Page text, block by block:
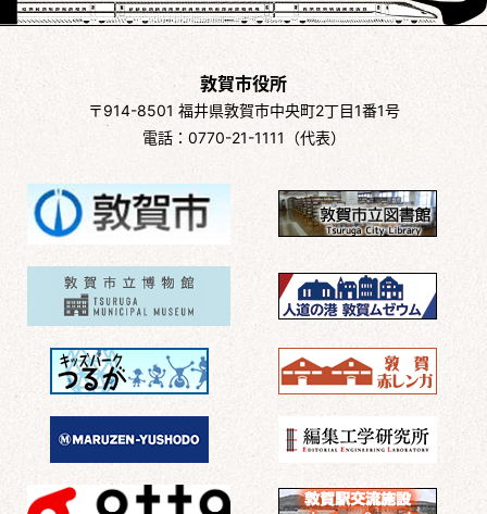
敦賀市役所
〒914-8501 福井県敦賀市中央町2丁目1番1号
電話：0770-21-1111（代表）